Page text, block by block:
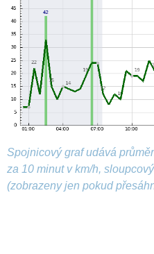
Spojnicový graf udává
za 10 minut v km/h,
(zobrazeny jen pokud